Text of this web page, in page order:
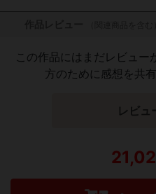
この作品にはまだレビュ
方のために感想を共
レビュ